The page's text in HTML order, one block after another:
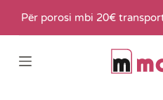
k
Për porosi mbi 20€